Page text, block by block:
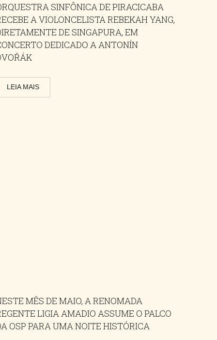
SINFÔNICA DE PIRACICABA
A VIOLONCELISTA REBEKAH YANG,
DE SINGAPURA, EM
DEDICADO A ANTONÍN
LEIA MAIS
MÊS DE MAIO, A RENOMADA
LIGIA AMADIO ASSUME O PALCO
OSP PARA UMA NOITE HISTÓRICA